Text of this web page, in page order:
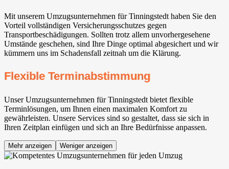
Mit unserem Umzugsunternehmen für Tinningstedt haben Sie den
Vorteil vollständigen Versicherungsschutzes gegen
Transportbeschädigungen. Sollten trotz allem unvorhergesehene
Umstände geschehen, sind Ihre Dinge optimal abgesichert und wir
kümmern uns im Schadensfall zeitnah um die Klärung.
Flexible Terminabstimmung
Unser Umzugsunternehmen für Tinningstedt bietet flexible
Terminlösungen, um Ihnen einen maximalen Komfort zu
gewährleisten. Unsere Services sind so gestaltet, dass sie sich in
Ihren Zeitplan einfügen und sich an Ihre Bedürfnisse anpassen.
Mehr anzeigen Weniger anzeigen